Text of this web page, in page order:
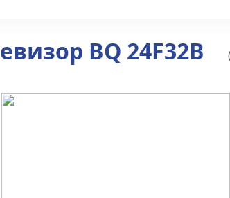
BQ 24F32B